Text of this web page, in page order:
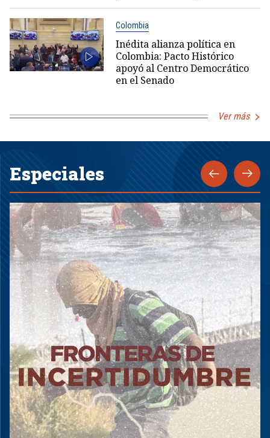
Colombia
Inédita alianza política en
Colombia: Pacto Histórico
apoyó al Centro Democrático
en el Senado
Ver más
Especiales